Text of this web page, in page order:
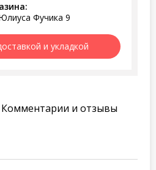
Фучика 9
и укладкой
Комментарии и отзывы